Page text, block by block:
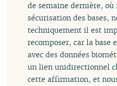
de semaine dernière,
sécurisation des bases,
techniquement il est
recomposer, car la base
avec des données
un lien unidirectionnel
cette affirmation, et